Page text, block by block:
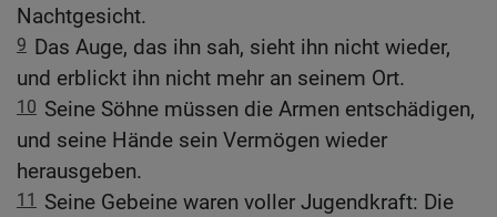
Nachtgesicht.
9 Das Auge, das ihn sah, sieht ihn nicht wieder,
und erblickt ihn nicht mehr an seinem Ort.
10 Seine Söhne müssen die Armen entschädigen,
und seine Hände sein Vermögen wieder
herausgeben.
11
Seine Gebeine waren voller Jugendkraft: Die